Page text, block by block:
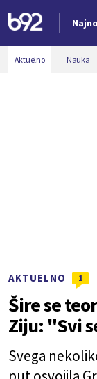
Nova vest
Aktuelno Nauka
AKTUELNO 1
Šire se
Ziju: "Svi
Svega